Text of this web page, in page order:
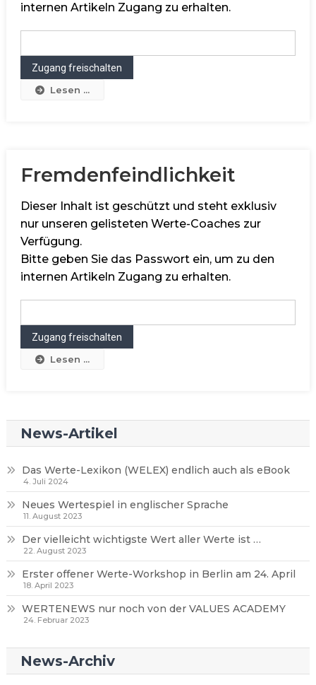
internen Artikeln Zugang zu erhalten.
Lesen ...
Fremdenfeindlichkeit
Dieser Inhalt ist geschützt und steht exklusiv
nur unseren gelisteten Werte-Coaches zur
Verfügung.
Bitte geben Sie das Passwort ein, um zu den
internen Artikeln Zugang zu erhalten.
Lesen ...
News-Artikel
Das Werte-Lexikon (WELEX) endlich auch als eBook
4. Juli 2024
Neues Wertespiel in englischer Sprache
11. August 2023
Der vielleicht wichtigste Wert aller Werte ist …
22. August 2023
Erster offener Werte-Workshop in Berlin am 24. April
18. April 2023
WERTENEWS nur noch von der VALUES ACADEMY
24. Februar 2023
News-Archiv